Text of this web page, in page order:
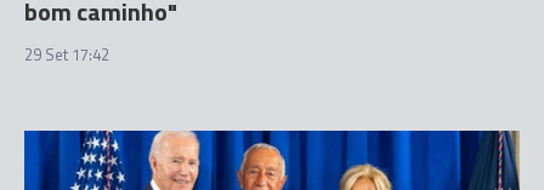
bom caminho"
29 Set 17:42